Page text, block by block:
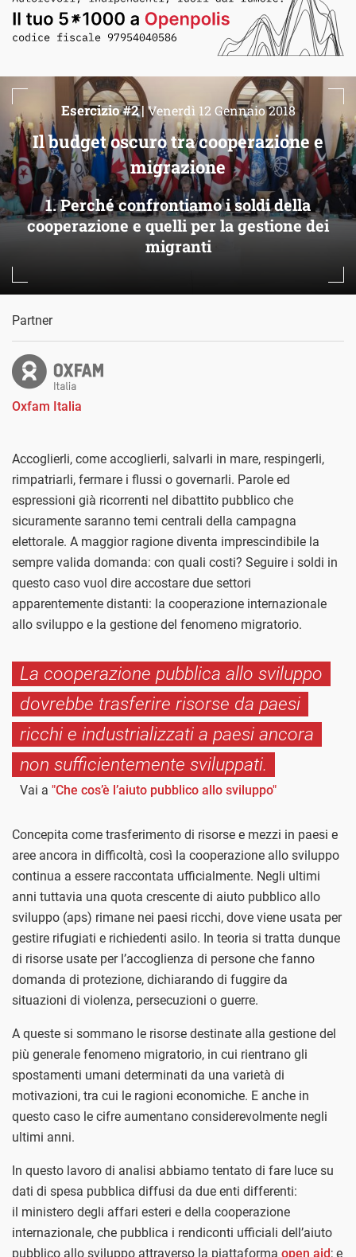
Il budget oscuro tra cooperazione e
migrazione
1. Perché confrontiamo i soldi della
cooperazione e quelli per la gestione dei
migranti
Esercizio #2 | Venerdì 12 Gennaio 2018
Partner
Oxfam Italia
Accoglierli, come accoglierli, salvarli in mare, respingerli,
rimpatriarli, fermare i flussi o governarli. Parole ed
espressioni già ricorrenti nel dibattito pubblico che
sicuramente saranno temi centrali della campagna
elettorale. A maggior ragione diventa imprescindibile la
sempre valida domanda: con quali costi? Seguire i soldi in
questo caso vuol dire accostare due settori
apparentemente distanti: la cooperazione internazionale
allo sviluppo e la gestione del fenomeno migratorio.
La cooperazione pubblica allo sviluppo
dovrebbe trasferire risorse da paesi
ricchi e industrializzati a paesi ancora
non sufficientemente sviluppati.
Vai a "Che cos’è l’aiuto pubblico allo sviluppo"
Concepita come trasferimento di risorse e mezzi in paesi e
aree ancora in difficoltà, così la cooperazione allo sviluppo
continua a essere raccontata ufficialmente. Negli ultimi
anni tuttavia una quota crescente di aiuto pubblico allo
sviluppo (aps) rimane nei paesi ricchi, dove viene usata per
gestire rifugiati e richiedenti asilo. In teoria si tratta dunque
di risorse usate per l’accoglienza di persone che fanno
domanda di protezione, dichiarando di fuggire da
situazioni di violenza, persecuzioni o guerre.
A queste si sommano le risorse destinate alla gestione del
più generale fenomeno migratorio, in cui rientrano gli
spostamenti umani determinati da una varietà di
motivazioni, tra cui le ragioni economiche. E anche in
questo caso le cifre aumentano considerevolmente negli
ultimi anni.
In questo lavoro di analisi abbiamo tentato di fare luce su
dati di spesa pubblica diffusi da due enti differenti:
il ministero degli affari esteri e della cooperazione
internazionale, che pubblica i rendiconti ufficiali dell’aiuto
pubblico allo sviluppo attraverso la piattaforma open aid; e